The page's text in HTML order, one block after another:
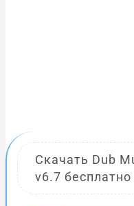
Скачать Dub
v6.7